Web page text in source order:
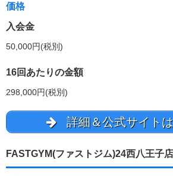
価格
入会金
50,000円(税別)
16回あたりの金額
298,000円(税別)
詳細＆公式サイト
FASTGYM(ファストジム)24西八王子店